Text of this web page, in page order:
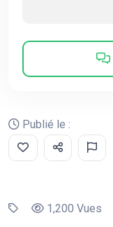
Publié le :
1,200 Vues